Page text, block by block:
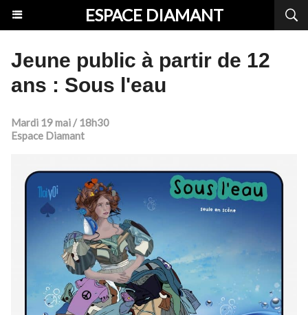
ESPACE DIAMANT
Jeune public à partir de 12
ans : Sous l'eau
Mardi 19 mai / 18h30
Espace Diamant